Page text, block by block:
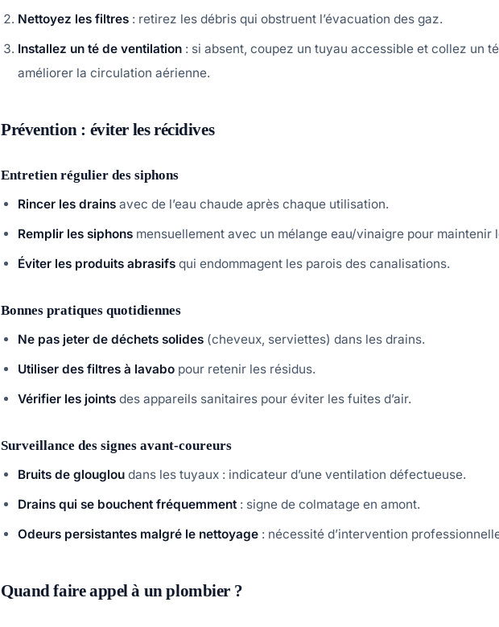
Nettoyez les filtres : retirez les débris qui obstruent l’évacuation des gaz.
Installez un té de ventilation : si absent, coupez un tuyau accessible et collez un
améliorer la circulation aérienne.
Prévention : éviter les récidives
Entretien régulier des siphons
Rincer les drains avec de l’eau chaude après chaque utilisation.
Remplir les siphons mensuellement avec un mélange eau/vinaigre pour maintenir
Éviter les produits abrasifs qui endommagent les parois des canalisations.
Bonnes pratiques quotidiennes
Ne pas jeter de déchets solides (cheveux, serviettes) dans les drains.
Utiliser des filtres à lavabo pour retenir les résidus.
Vérifier les joints des appareils sanitaires pour éviter les fuites d’air.
Surveillance des signes avant-coureurs
Bruits de glouglou dans les tuyaux : indicateur d’une ventilation défectueuse.
Drains qui se bouchent fréquemment : signe de colmatage en amont.
Odeurs persistantes malgré le nettoyage : nécessité d’intervention
Quand faire appel à un plombier ?